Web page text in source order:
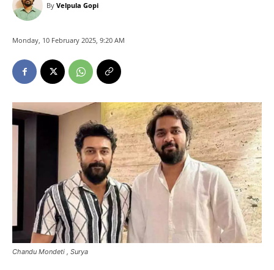
By Velpula Gopi
Monday, 10 February 2025, 9:20 AM
Chandu Mondeti , Surya